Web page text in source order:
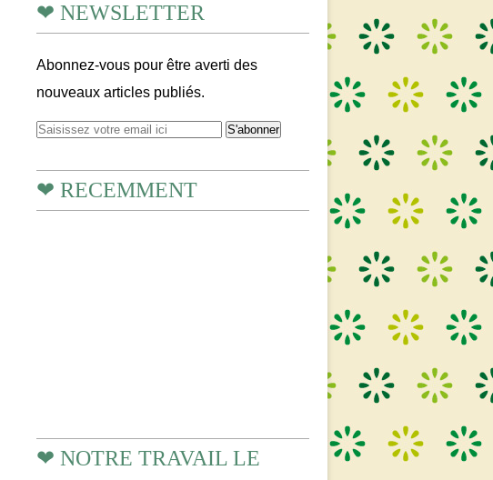
❤ NEWSLETTER
Abonnez-vous pour être averti des
nouveaux articles publiés.
❤ RECEMMENT
❤ NOTRE TRAVAIL LE